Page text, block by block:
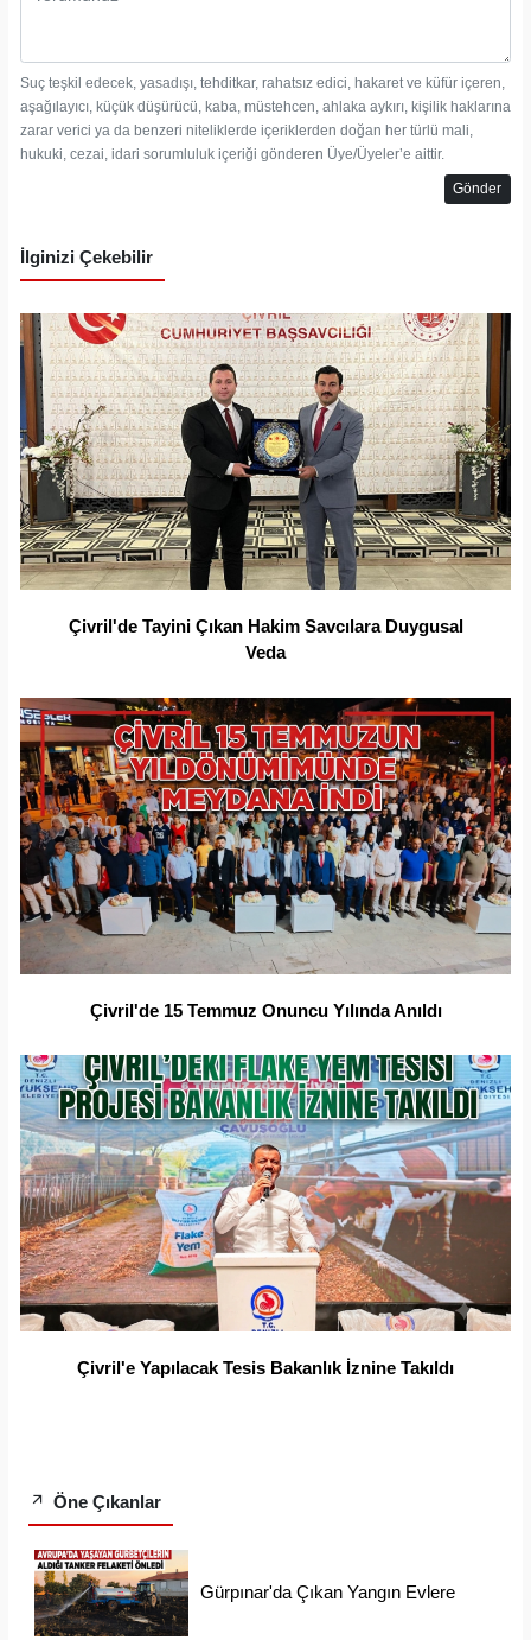
Suç teşkil edecek, yasadışı, tehditkar, rahatsız edici, hakaret ve küfür içeren,
aşağılayıcı, küçük düşürücü, kaba, müstehcen, ahlaka aykırı, kişilik haklarına
zarar verici ya da benzeri niteliklerde içeriklerden doğan her türlü mali,
hukuki, cezai, idari sorumluluk içeriği gönderen Üye/Üyeler’e aittir.
Gönder
İlginizi Çekebilir
Çivril'de Tayini Çıkan Hakim Savcılara Duygusal
Veda
Çivril'de 15 Temmuz Onuncu Yılında Anıldı
Çivril'e Yapılacak Tesis Bakanlık İznine Takıldı
Öne Çıkanlar
Gürpınar'da Çıkan Yangın Evlere